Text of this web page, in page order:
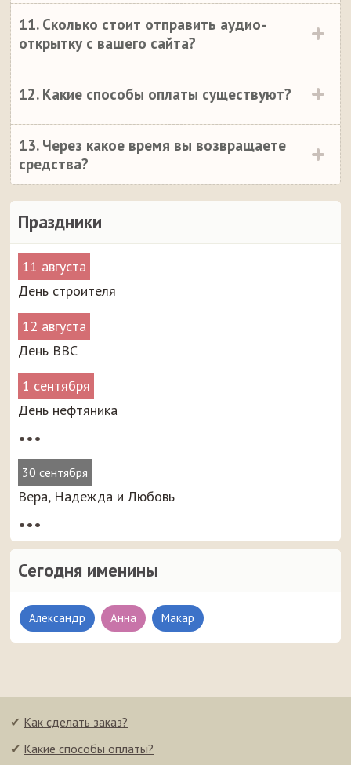
Праздники
11 августа
День строителя
12 августа
День ВВС
1 сентября
День нефтяника
•••
30 сентября
Вера, Надежда и Любовь
•••
Сегодня именины
Александр Анна Макар
11. Сколько стоит отправить аудио-
открытку с вашего сайта?
12. Какие способы оплаты существуют?
13. Через какое время вы возвращаете
средства?
✔ Как сделать заказ?
✔ Какие способы оплаты?